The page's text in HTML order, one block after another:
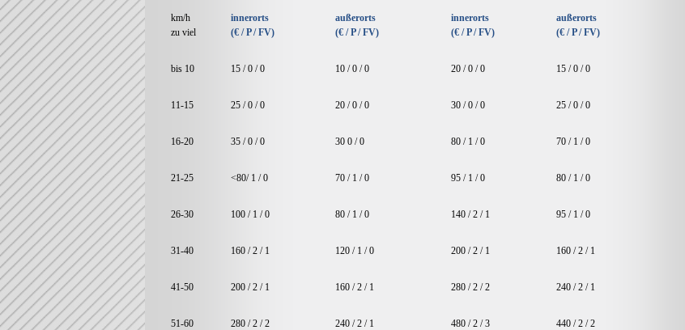
km/h
zu viel
innerorts
(€ / P / FV)
außerorts
(€ / P / FV)
innerorts
(€ / P / FV)
außerorts
(€ / P / FV)
bis 10 15 / 0 / 0 10 / 0 / 0 20 / 0 / 0 15 / 0 / 0
11-15 25 / 0 / 0 20 / 0 / 0 30 / 0 / 0 25 / 0 / 0
16-20 35 / 0 / 0 30 0 / 0 80 / 1 / 0 70 / 1 / 0
21-25 <80/ 1 / 0 70 / 1 / 0 95 / 1 / 0 80 / 1 / 0
26-30 100 / 1 / 0 80 / 1 / 0 140 / 2 / 1 95 / 1 / 0
31-40 160 / 2 / 1 120 / 1 / 0 200 / 2 / 1 160 / 2 / 1
41-50 200 / 2 / 1 160 / 2 / 1 280 / 2 / 2 240 / 2 / 1
51-60 280 / 2 / 2 240 / 2 / 1 480 / 2 / 3 440 / 2 / 2